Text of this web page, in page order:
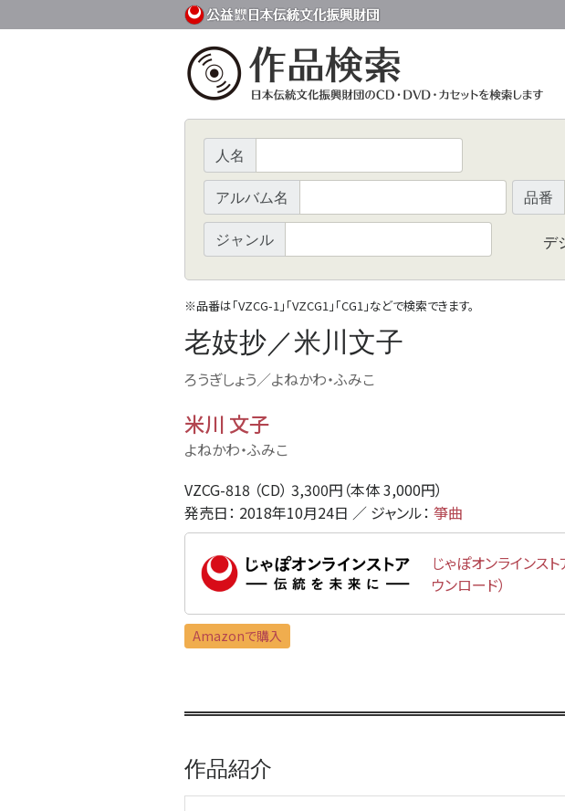
人名
アルバム名 品番
ジャンル デ
※品番は「VZCG-1」「VZCG1」「CG1」などで検索できます。
老妓抄／米川文子
ろうぎしょう／よねかわ・ふみこ
米川 文子
よねかわ・ふみこ
VZCG-818 （CD） 3,300円（本体 3,000円）
発売日： 2018年10月24日 ／ ジャンル： 箏曲
じゃぽオンラインス
ウンロード）
Amazonで購入
作品紹介